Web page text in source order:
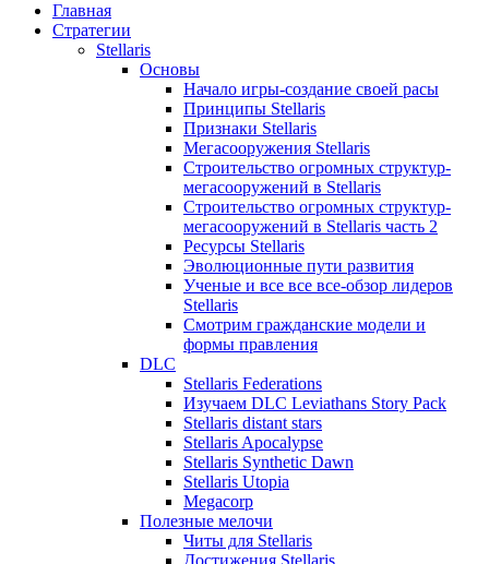
Главная
Стратегии
Stellaris
Основы
Начало игры-создание своей расы
Принципы Stellaris
Признаки Stellaris
Мегасооружения Stellaris
Строительство огромных структур-
мегасооружений в Stellaris
Строительство огромных структур-
мегасооружений в Stellaris часть 2
Ресурсы Stellaris
Эволюционные пути развития
Ученые и все все все-обзор лидеров
Stellaris
Смотрим гражданские модели и
формы правления
DLC
Stellaris Federations
Изучаем DLC Leviathans Story Pack
Stellaris distant stars
Stellaris Apocalypse
Stellaris Synthetic Dawn
Stellaris Utopia
Megacorp
Полезные мелочи
Читы для Stellaris
Достижения Stellaris